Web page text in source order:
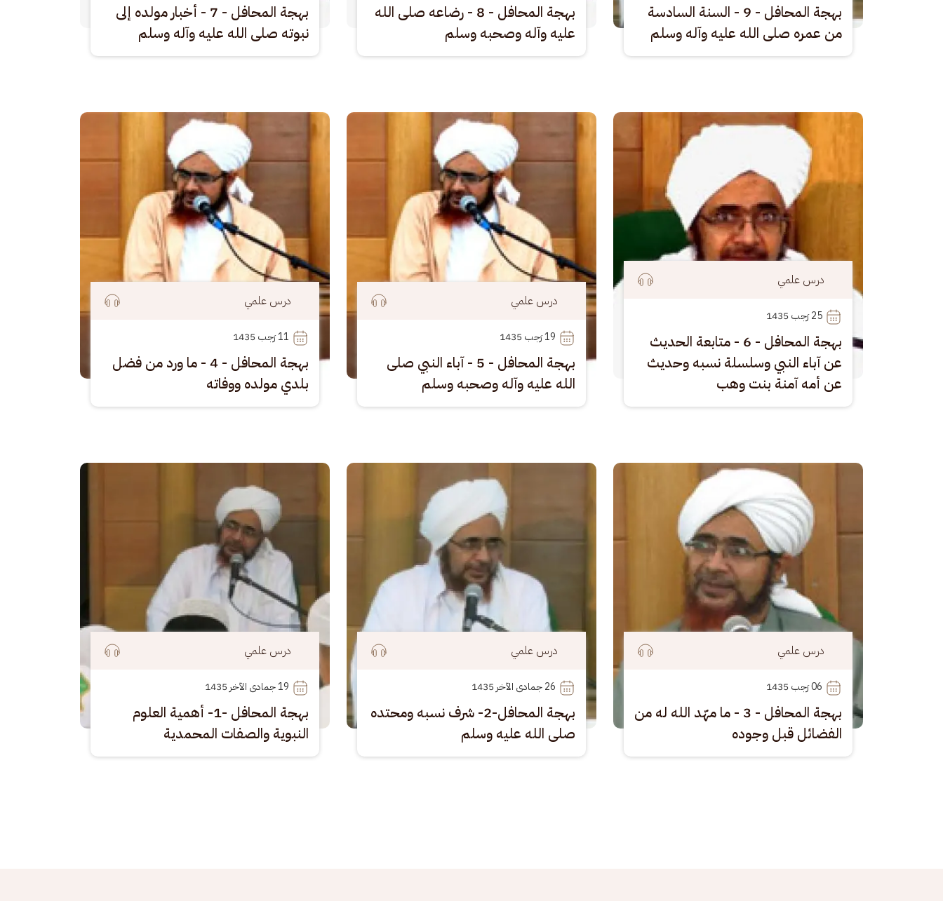
بهجة المحافل - 9 - السنة السادسة
من عمره صلى الله عليه وآله وسلم
بهجة المحافل - 8 - رضاعه صلى الله
عليه وآله وصحبه وسلم
بهجة المحافل - 7 - أخبار مولده إلى
نبوته صلى الله عليه وآله وسلم
الصورة
درس علمي
25 رَجب 1435
بهجة المحافل - 6 - متابعة الحديث
عن آباء النبي وسلسلة نسبه وحديث
عن أمه آمنة بنت وهب
الصورة
درس علمي
19 رَجب 1435
بهجة المحافل - 5 - آباء النبي صلى
الله عليه وآله وصحبه وسلم
الصورة
درس علمي
11 رَجب 1435
بهجة المحافل - 4 - ما ورد من فضل
بلدي مولده ووفاته
الصورة
درس علمي
06 رَجب 1435
بهجة المحافل - 3 - ما مهّد الله له من
الفضائل قبل وجوده
الصورة
درس علمي
26
بهجة المحافل-2- شرف نسبه ومحتده
صلى الله عليه وسلم
الصورة
درس علمي
19
بهجة المحافل -1- أهمية العلوم
النبوية والصفات المحمدية